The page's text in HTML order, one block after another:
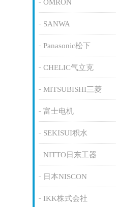
OMRON
SANWA
Panasonic松下
CHELIC气立克
MITSUBISHI三菱
富士电机
SEKISUI积水
NITTO日东工器
日本NISCON
IKK株式会社